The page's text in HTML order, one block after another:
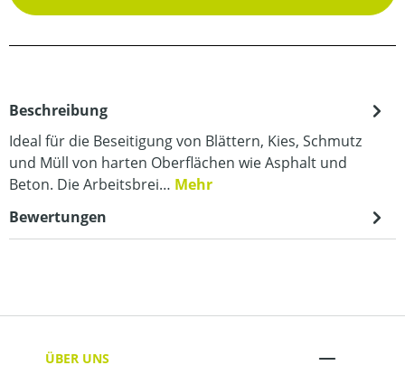
Beschreibung
Ideal für die Beseitigung von Blättern, Kies, Schmutz
und Müll von harten Oberflächen wie Asphalt und
Beton. Die Arbeitsbrei… Mehr
Bewertungen
ÜBER UNS